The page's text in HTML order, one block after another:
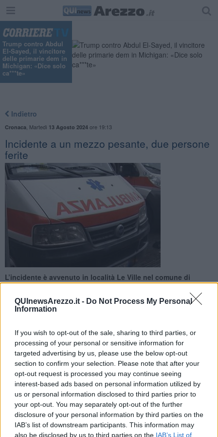
QUInewsArezzo.it - Do Not Process My Personal
Information
If you wish to opt-out of the sale, sharing to third parties, or
processing of your personal or sensitive information for
targeted advertising by us, please use the below opt-out
section to confirm your selection. Please note that after your
opt-out request is processed you may continue seeing
interest-based ads based on personal information utilized by
us or personal information disclosed to third parties prior to
your opt-out. You may separately opt-out of the further
disclosure of your personal information by third parties on the
IAB’s list of downstream participants. This information may
also be disclosed by us to third parties on the IAB’s List of
Trump contro Abdul
El-Sayed, il vincitore
delle primarie dem in
Michigan: «Dice solo
ca***te»
Indietro
Cronaca Martedì 13 Agosto 2024ore 19:13
Incidente a un mezzo pesante, due persone
ferite
L’incidente è avvenuto in località Le Ville nel comune di
Monterchi sulla SS 73. Due persone sono rimaste ferite e
trasportate al Pronto Soccorso
VALTIBERINA - AREZZO —Attivato alle ore 14:55 il 118 della ASL
TSE in località Le Ville, Comune di Monterchi, per un incidente che
ha coinvolto un camion sulla SS73. Due pazienti sono stati
trasportati in codice 2: un uomo di 41 anni al Pronto Soccorso di
Sansepolcro e una donna di 43 anni al Pronto Soccorso di Arezzo.
Sul posto Misericordia di Sansepolcro con infermiere del 118, la
Misericordia di Arezzo, i vigili del fuoco e forze dell’ordine.
L’incidente autonomo che ha coinvolto un mezzo pesante, ha